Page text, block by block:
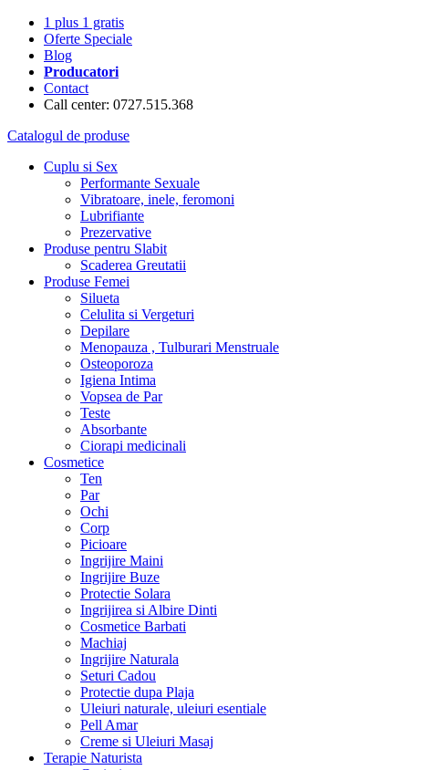
1 plus 1 gratis
Oferte Speciale
Blog
Producatori
Contact
Call center: 0727.515.368
Catalogul de produse
Cuplu si Sex
Performante Sexuale
Vibratoare, inele, feromoni
Lubrifiante
Prezervative
Produse pentru Slabit
Scaderea Greutatii
Produse Femei
Silueta
Celulita si Vergeturi
Depilare
Menopauza , Tulburari Menstruale
Osteoporoza
Igiena Intima
Vopsea de Par
Teste
Absorbante
Ciorapi medicinali
Cosmetice
Ten
Par
Ochi
Corp
Picioare
Ingrijire Maini
Ingrijire Buze
Protectie Solara
Ingrijirea si Albire Dinti
Cosmetice Barbati
Machiaj
Ingrijire Naturala
Seturi Cadou
Protectie dupa Plaja
Uleiuri naturale, uleiuri esentiale
Pell Amar
Creme si Uleiuri Masaj
Terapie Naturista